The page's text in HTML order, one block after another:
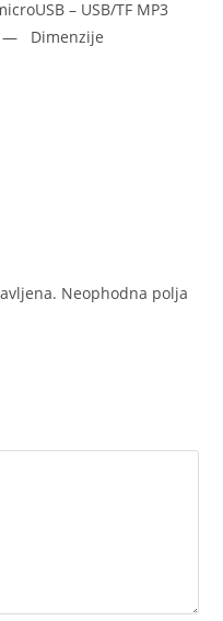
– USB/TF MP3
— Dimenzije
Neophodna polja